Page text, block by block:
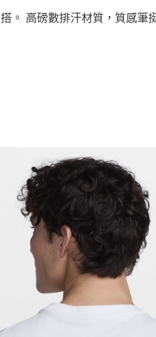
。 高磅數排汗材質，質感筆